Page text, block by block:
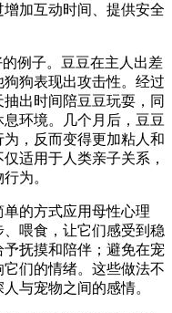
加互动时间、提供安全
例子。豆豆在主人出差
狗表现出攻击性。经过
出时间陪豆豆玩耍，同
环境。几个月后，豆豆
，反而变得更加粘人和
适用于人类亲子关系，
为。
的方式应用母性心理
喂食，让它们感受到稳
抚摸和陪伴；避免在宠
们的情绪。这些做法不
与宠物之间的感情。